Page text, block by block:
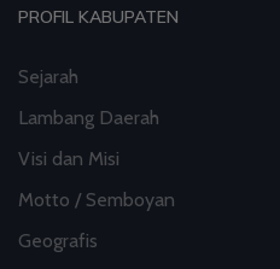
PROFIL KABUPATEN
Sejarah
Lambang Daerah
Visi dan Misi
Motto / Semboyan
Geografis